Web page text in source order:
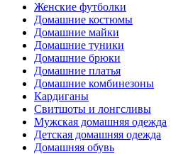
Женские футболки
Домашние костюмы
Домашние майки
Домашние туники
Домашние брюки
Домашние платья
Домашние комбинезоны
Кардиганы
Свитшоты и лонгсливы
Мужская домашняя одежда
Детская домашняя одежда
Домашняя обувь